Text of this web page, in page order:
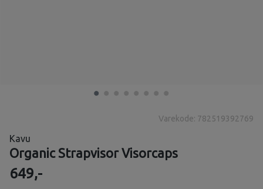
Varekode: 782519392769
Kavu
Organic Strapvisor Visorcaps
649,-